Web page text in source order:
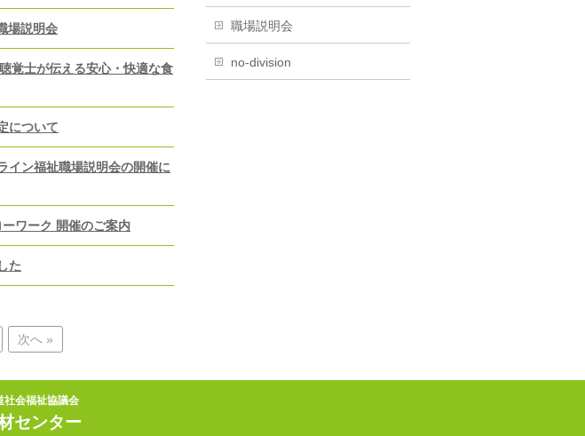
場説明会
覚士が伝える安心・快適な食
について
イン福祉職場説明会の開催に
ワーク 開催のご案内
た
次へ »
職場説明会
no-division
会福祉協議会
センター